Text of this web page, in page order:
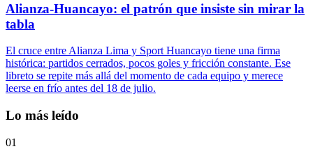
Alianza-Huancayo: el patrón que insiste sin mirar la
tabla
El cruce entre Alianza Lima y Sport Huancayo tiene una firma
histórica: partidos cerrados, pocos goles y fricción constante. Ese
libreto se repite más allá del momento de cada equipo y merece
leerse en frío antes del 18 de julio.
Lo más leído
01